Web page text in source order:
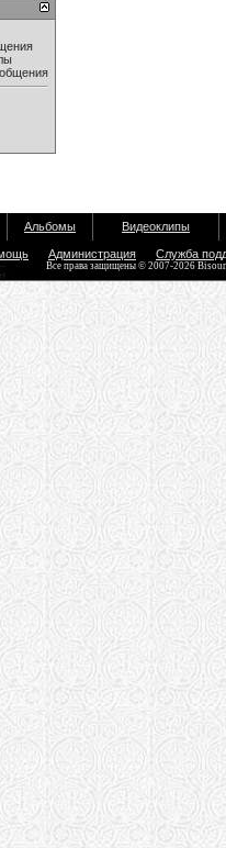
Альбомы Видеоклипы
Администрация Служба
Все права защищены © 2007-2026